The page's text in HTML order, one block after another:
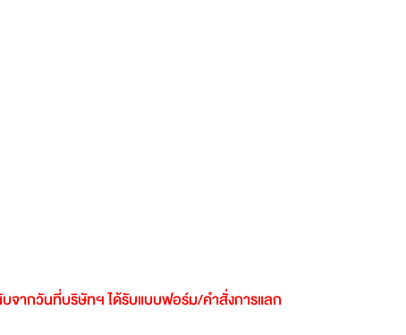
จากวันที่บริษัทฯได้รับแบบฟอร์ม/คำสั่งการแลก